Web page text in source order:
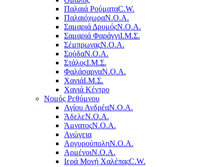
Παλαιά ΡούματαC.W.
ΠαλαιόχωραΝ.Ο.Α.
Σαμαριά ΔρυμόςΝ.Ο.Α.
Σαμαριά ΦαράγγιΙ.Μ.Σ.
ΣέμπρωναςΝ.Ο.Α.
ΣούδαΝ.Ο.Α.
ΣτάλοςΙ.Μ.Σ.
ΦαλάσαρναΝ.Ο.Α.
ΧανιάΙ.Μ.Σ.
Χανιά Κέντρο
Νομός Ρεθύμνου
Αγίου ΑνδρέαΝ.Ο.Α.
ΆδελεΝ.Ο.Α.
ΆμνατοςΝ.Ο.Α.
Ανώγεια
ΑργυρούποληΝ.Ο.Α.
ΑρμένοιΝ.Ο.Α.
Ιερά Μονή ΧαλέπαςC.W.